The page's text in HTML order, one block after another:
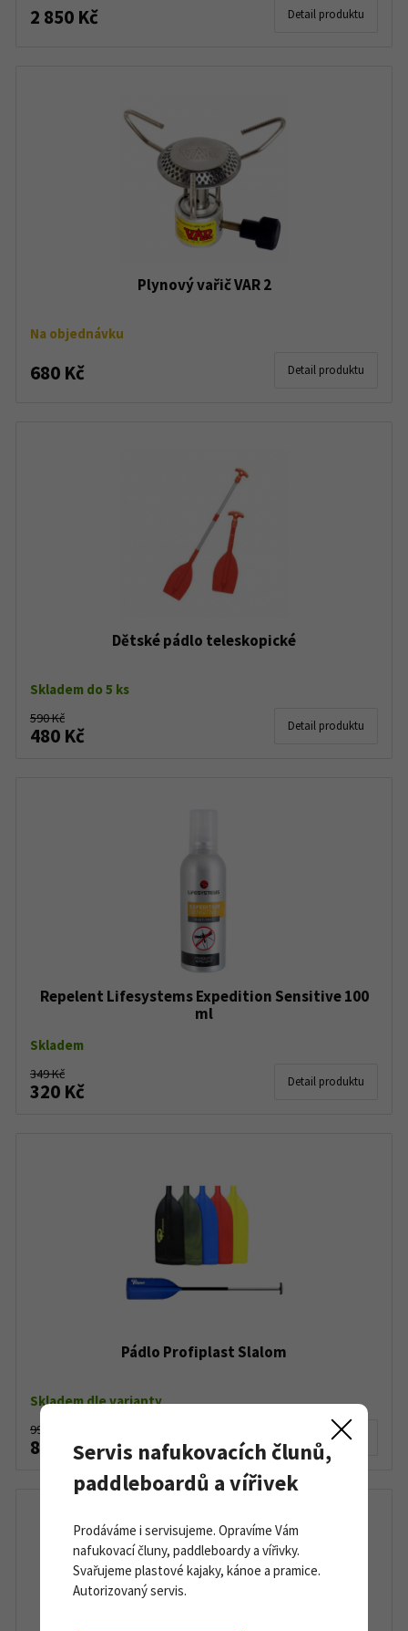
2 850 Kč Detail produktu
Plynový vařič VAR 2
Na objednávku
680 Kč Detail produktu
Dětské pádlo teleskopické
Skladem do 5 ks
590 Kč
480 Kč Detail produktu
Repelent Lifesystems Expedition Sensitive 100
ml
Skladem
349 Kč
320 Kč Detail produktu
Pádlo Profiplast Slalom
Skladem dle varianty
990 Kč
895 Kč Detail produktu
Servis nafukovacích člunů,
paddleboardů a vířivek
Prodáváme i servisujeme. Opravíme Vám
nafukovací čluny, paddleboardy a vířivky.
Svařujeme plastové kajaky, kánoe a pramice.
Autorizovaný servis.